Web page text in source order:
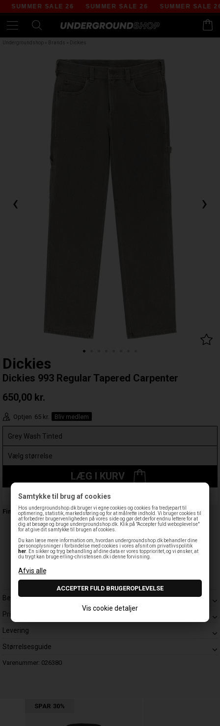
Samtykke til brug af cookies
Hos undergroundshop.dk bruger vi egne cookies og cookies fra tredjepart til
optimering, statistik, markedsføring og for at målrette indhold. Vi bruger cookies til
at forbedrer brugervenligheden på vores side og gør det derfor endnu lettere for at
dig at besøge og bruge undergroundshop.dk. Klik på "Accepter fuld weboplevelse"
for at give dit samtykke til brugen af cookies.
Du kan læse mere information om, hvordan undergroundshop.dk behandler dine
personoplysninger i forbindelse med cookies i vores afsnit om privatlivspolitik
her . En sikker og tryg behandling af dine data er vores topprioritet, og vi ønsker, at
du trygt kan bruge erling-christensen.dk i denne forvisning.
Vis cookie detaljer
SUMMER SALE 26 SUMMER SALE 26 SUMMER SALE 26
Undergroundshop Brands Dickies
‹ ›
Dickies
Dickies 993 Regular Tapered Carpenter
650,00 kr.
Optjen 65 kr. Bliv medlem
LÆG I KURV
Leveringstid: 1-3 hverdage
Findes også:
Beskrivelse
Prisgaranti
Levering
Størrelsesguide
Varenummer: 026380
SPAR 30%